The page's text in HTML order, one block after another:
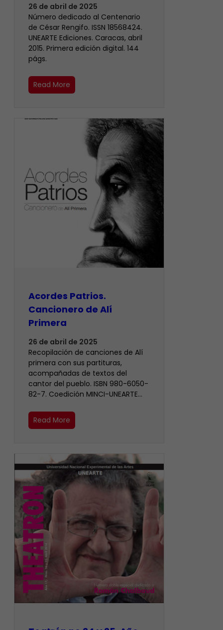
26 de abril de 2025
Número dedicado al Centenario
de César Rengifo. ISSN 18568424.
UNEARTE Ediciones. Caracas, abril
2015. Primera edición digital. 144
págs.
Read More
Acordes Patrios.
Cancionero de Alí
Primera
26 de abril de 2025
Recopilación de canciones de Alí
primera con sus partituras,
acompañadas de textos del
cantor del pueblo. ISBN 980-6050-
82-7. Coedición MINCI-UNEARTE…
Read More